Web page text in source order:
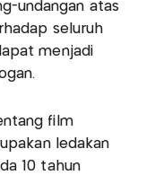
undangan atas
seluruh
menjadi
film
ledakan
10 tahun